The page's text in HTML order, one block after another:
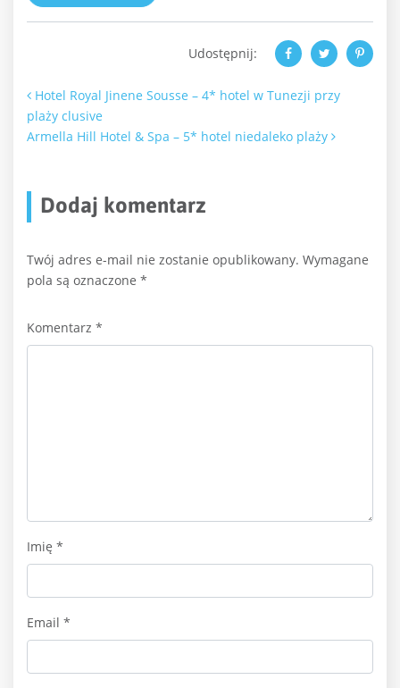
Udostępnij:
Nawigacja po artykułach
Hotel Royal Jinene Sousse – 4* hotel w Tunezji przy
plaży clusive
Armella Hill Hotel & Spa – 5* hotel niedaleko plaży
Dodaj komentarz
Twój adres e-mail nie zostanie opublikowany. Wymagane
pola są oznaczone *
Komentarz *
Imię *
Email *